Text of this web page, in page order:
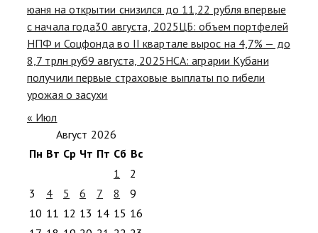
юаня на открытии снизился до 11,22 рубля впервые
с начала года30 августа, 2025ЦБ: объем портфелей
НПФ и Соцфонда во II квартале вырос на 4,7% — до
8,7 трлн руб9 августа, 2025НСА: аграрии Кубани
получили первые страховые выплаты по гибели
урожая о засухи
« Июл
Август 2026
Пн Вт Ср Чт Пт Сб Вс
1
2
3
4 5 6 7 8
9
10 11 12 13 14 15 16